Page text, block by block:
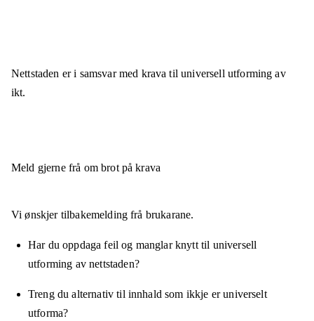
Nettstaden eri samsvarmed krava til universell utforming av
ikt.
Meld gjerne frå om brot på krava
Vi ønskjer tilbakemelding frå brukarane.
Har du oppdaga feil og manglar knytt til universell
utforming av nettstaden?
Treng du alternativ til innhald som ikkje er universelt
utforma?